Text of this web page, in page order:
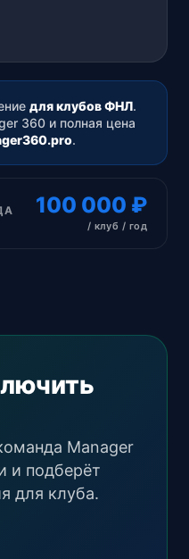
для клубов ФНЛ.
360 и полная цена
.
100 000 ₽
/ клуб / год
Manager
и подберёт
для клуба.